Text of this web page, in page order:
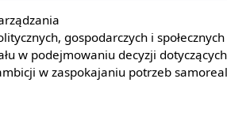
gospodarczych i społecznych
w podejmowaniu decyzji
w zaspokajaniu potrzeb